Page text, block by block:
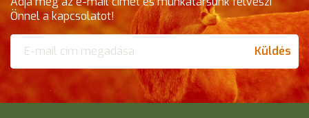
Önnel a kapcsolatot!
Küldés